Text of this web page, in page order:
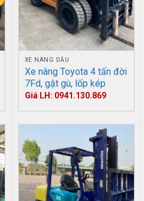
XE NÂNG DẦU
Xe nâng Toyota 4 tấn đời
7Fd, gật gù, lốp kép
Giá LH: 0941.130.869